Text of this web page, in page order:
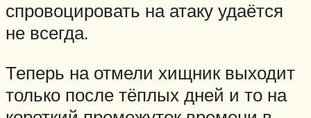
спровоцировать на атаку удаётся
не всегда.
Теперь на отмели хищник выходит
только после тёплых дней и то на